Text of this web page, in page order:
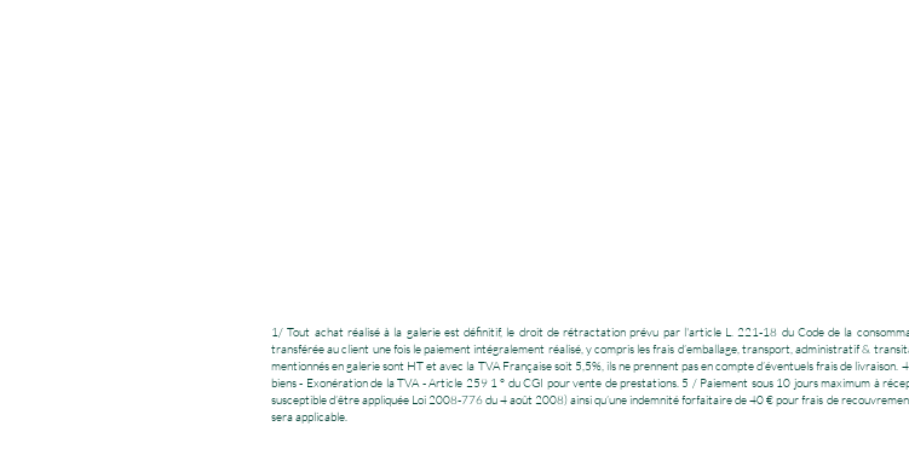
1/ Tout achat réalisé à la galerie est définitif, le droit de rétractation prévu par l'article L. 221-18 du Code de la
transférée au client une fois le paiement intégralement réalisé, y compris les frais d’emballage, transport, administratif &
mentionnés en galerie sont HT et avec la TVA Française soit 5,5%, ils ne prennent pas en compte d’éventuels frais de
biens - Exonération de la TVA - Article 259 1 ° du CGI pour vente de prestations. 5 / Paiement sous 10 jours maximum à
susceptible d’être appliquée Loi 2008-776 du 4 août 2008) ainsi qu’une indemnité forfaitaire de 40 € pour frais de
sera applicable.